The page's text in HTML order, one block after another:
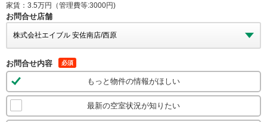
家賃：3.5万円（管理費等:3000円)
お問合せ店舗
お問合せ内容 必須
もっと物件の情報がほしい
最新の空室状況が知りたい